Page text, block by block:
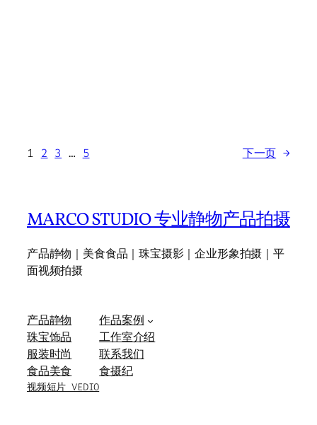
1 2 3 … 5 下一页 →
MARCO STUDIO 专业静物产品拍摄
产品静物｜美食食品｜珠宝摄影｜企业形象拍摄｜平
面视频拍摄
产品静物
珠宝饰品
服装时尚
食品美食
视频短片 VEDIO
作品案例
工作室介绍
联系我们
食摄纪